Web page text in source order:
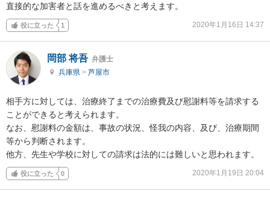
直接的な加害者と話を進めるべきと考えます。
役に立った 1 2020年1月16日 14:37
岡部 将吾 弁護士
兵庫県 > 芦屋市
相手方に対しては、治療終了までの治療費及び慰謝料等を請求する
ことができると考えられます。
なお、慰謝料の金額は、事故の状況、怪我の内容、及び、治療期間
等から判断されます。
他方、先生や学校に対しての請求は法的には難しいと思われます。
役に立った 0 2020年1月19日 20:04